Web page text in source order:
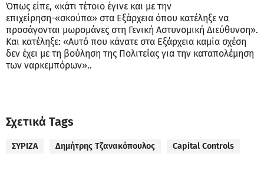
Όπως είπε, «κάτι τέτοιο έγινε και με την
επιχείρηση-«σκούπα» στα Εξάρχεια όπου κατέληξε να
προσάγονται μωρομάνες στη Γενική Αστυνομική Διεύθυνση».
Και κατέληξε: «Αυτό που κάνατε στα Εξάρχεια καμία σχέση
δεν έχει με τη βούληση της Πολιτείας για την καταπολέμηση
των ναρκεμπόρων»..
Σχετικά Tags
ΣΥΡΙΖΑ Δημήτρης Τζανακόπουλος Capital Controls